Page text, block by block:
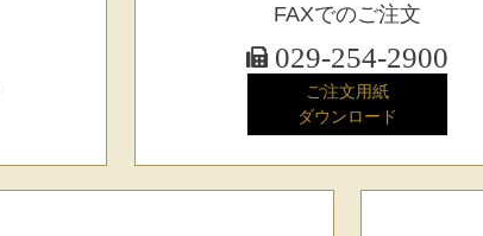
FAXでのご注文
029-254-2900
ご注文用紙
ダウンロード